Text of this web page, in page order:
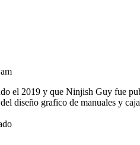
el 2019 y que Ninjish Guy fue
diseño grafico de manuales y